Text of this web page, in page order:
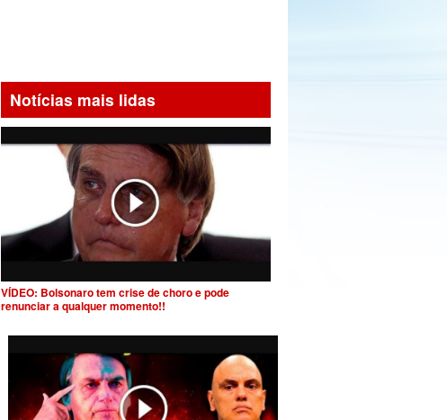
Notícias mais lidas
VÍDEO: Bolsonaro tem crise de choro e pode
renunciar a qualquer momento!!